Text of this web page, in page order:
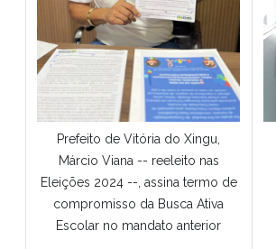
Prefeito de Vitória do Xingu,
Márcio Viana -- reeleito nas
Eleições 2024 --, assina termo de
compromisso da Busca Ativa
Escolar no mandato anterior